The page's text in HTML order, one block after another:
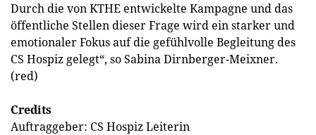
Durch die von KTHE entwickelte Kampagne und das
öffentliche Stellen dieser Frage wird ein starker und
emotionaler Fokus auf die gefühlvolle Begleitung des
CS Hospiz gelegt“, so Sabina Dirnberger-Meixner.
(red)
Credits
Auftraggeber: CS Hospiz Leiterin